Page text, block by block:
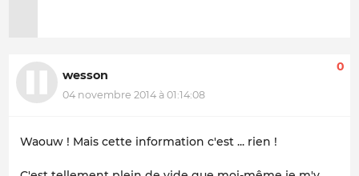
wesson
04 novembre 2014 à 01:14:08
0
Waouw ! Mais cette information c'est ... rien !